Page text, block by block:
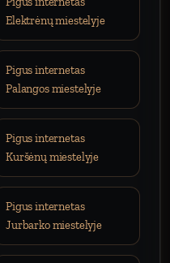
Elektrėnų miestelyje
Pigus internetas
Palangos miestelyje
Pigus internetas
Kuršėnų miestelyje
Pigus internetas
Jurbarko miestelyje